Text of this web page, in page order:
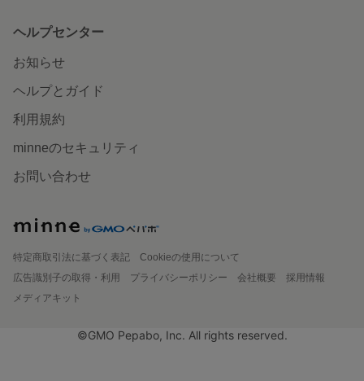
ヘルプセンター
お知らせ
ヘルプとガイド
利用規約
minneのセキュリティ
お問い合わせ
特定商取引法に基づく表記
Cookieの使用について
広告識別子の取得・利用
プライバシーポリシー 会社概要
採用情報
メディアキット
©GMO Pepabo, Inc. All rights reserved.